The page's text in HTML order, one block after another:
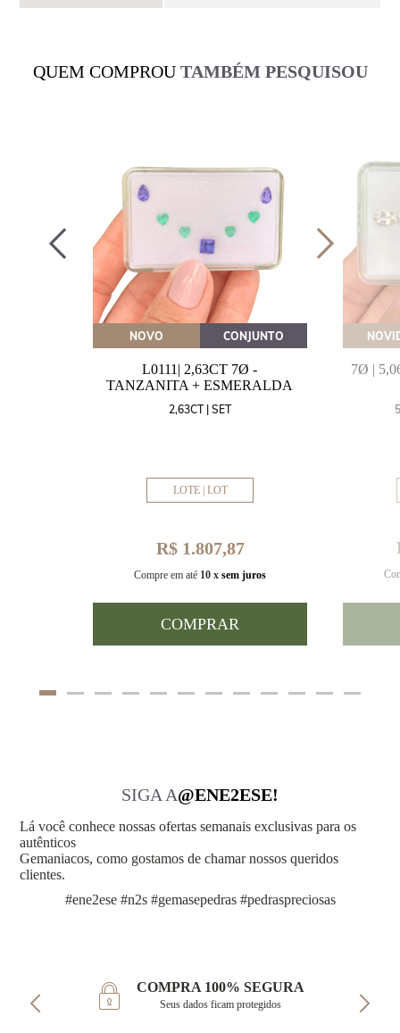
QUEM COMPROU TAMBÉM PESQUISOU
NOVO CONJUNTO
L0111| 2,63CT 7Ø -
TANZANITA + ESMERALDA
2,63CT | SET
LOTE | LOT
R$ 1.807,87
Compre em até 10 x sem juros
COMPRAR
7Ø |
SIGA A@ENE2ESE!
Lá você conhece nossas ofertas semanais exclusivas para os
autênticos
Gemaniacos, como gostamos de chamar nossos queridos
clientes.
#ene2ese #n2s #gemasepedras #pedraspreciosas
COMPRA 100% SEGURA
Seus dados ficam protegidos